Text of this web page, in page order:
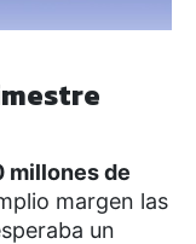
millones de
margen las
un